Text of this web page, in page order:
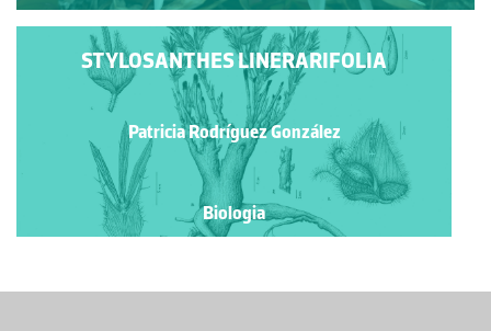
STYLOSANTHES LINERARIFOLIA
Patricia Rodríguez González
Biologia